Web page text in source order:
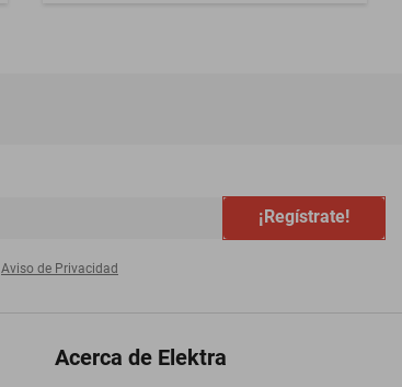
¡Regístrate!
Aviso de Privacidad
Acerca de Elektra